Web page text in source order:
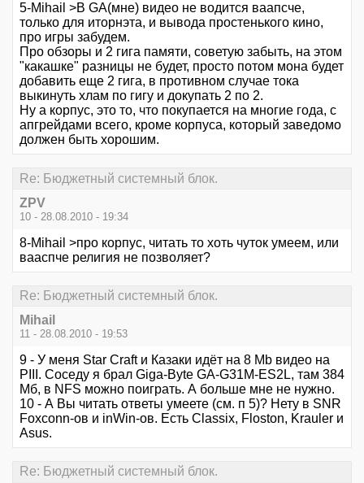
5-Mihail >В GA(мне) видео не водится ваапсче,
только для иторнэта, и вывода простенького кино,
про игры забудем.
Про обзоры и 2 гига памяти, советую забыть, на этом
"какашке" разницы не будет, просто потом мона будет
добавить еще 2 гига, в противном случае тока
выкинуть хлам по гигу и докупать 2 по 2.
Ну а корпус, это то, что покупается на многие года, с
апгрейдами всего, кроме корпуса, который заведомо
должен быть хорошим.
Re: Бюджетный системный блок.
ZPV
10 - 28.08.2010 - 19:34
8-Mihail >про корпус, читать то хоть чуток умеем, или
вааспче религия не позволяет?
Re: Бюджетный системный блок.
Mihail
11 - 28.08.2010 - 19:53
9 - У меня Star Craft и Казаки идёт на 8 Mb видео на
PIII. Соседу я брал Giga-Byte GA-G31M-ES2L, там 384
Мб, в NFS можно поиграть. А больше мне не нужно.
10 - А Вы читать ответы умеете (см. п 5)? Нету в SNR
Foxconn-ов и inWin-ов. Есть Classix, Floston, Krauler и
Asus.
Re: Бюджетный системный блок.